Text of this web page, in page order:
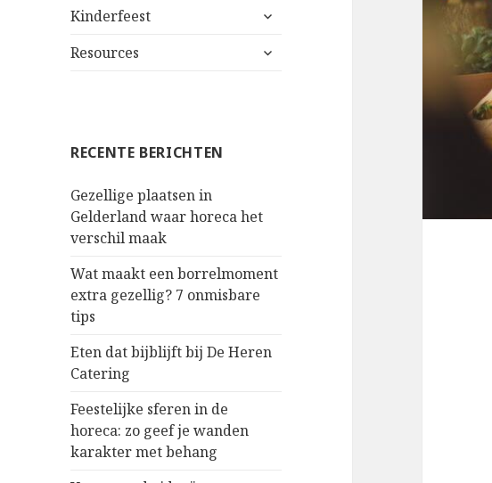
Kinderfeest
alles
Resources
alles
RECENTE BERICHTEN
Gezellige plaatsen in
Gelderland waar horeca het
verschil maak
Wat maakt een borrelmoment
extra gezellig? 7 onmisbare
tips
Eten dat bijblijft bij De Heren
Catering
Feestelijke sferen in de
horeca: zo geef je wanden
karakter met behang